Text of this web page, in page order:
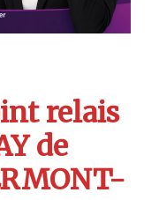
relais
de